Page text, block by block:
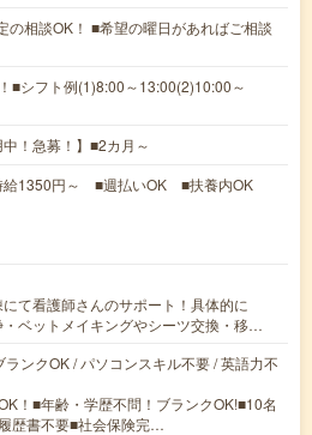
の相談OK！ ■希望の曜日があればご相談
■シフト例(1)8:00～13:00(2)10:00～
中！急募！】■2カ月～
給1350円～ ■週払いOK ■扶養内OK
て看護師さんのサポート！具体的に
ベットメイキングやシーツ交換・移…
ランクOK / パソコンスキル不要 / 英語力不
！■年齢・学歴不問！ブランクOK!■10名
歴書不要■社会保険完…